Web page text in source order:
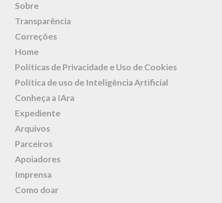
Sobre
Transparência
Correções
Home
Políticas de Privacidade e Uso de Cookies
Política de uso de Inteligência Artificial
Conheça a IAra
Expediente
Arquivos
Parceiros
Apoiadores
Imprensa
Como doar